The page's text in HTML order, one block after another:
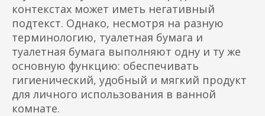
контекстах может иметь негативный
подтекст. Однако, несмотря на разную
терминологию, туалетная бумага и
туалетная бумага выполняют одну и ту же
основную функцию: обеспечивать
гигиенический, удобный и мягкий продукт
для личного использования в ванной
комнате.